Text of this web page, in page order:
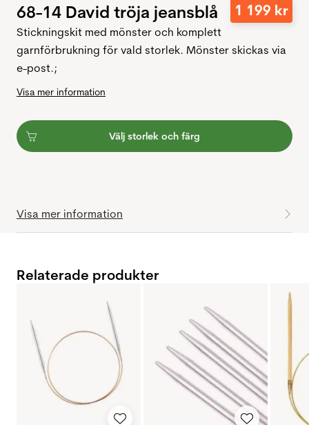
68-14 David tröja jeansblå 1 199 kr
Stickningskit med mönster och komplett
garnförbrukning för vald storlek. Mönster skickas via
e-post.;
Visa mer information
Välj storlek och färg
Visa mer information
Relaterade produkter